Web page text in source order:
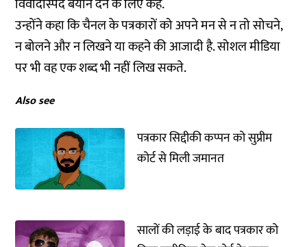
विवादास्पद बयान देने के लिए कहें.
उन्होंने कहा कि चैनल के पत्रकारों को अपने मन से न तो सोचने,
न बोलने और न लिखने या कहने की आजादी है. सोशल मीडिया
पर भी वह एक शब्द भी नहीं लिख सकते.
Also see
पत्रकार सिद्दीकी कप्पन को सुप्रीम
कोर्ट से मिली जमानत
सालों की लड़ाई के बाद पत्रकार को